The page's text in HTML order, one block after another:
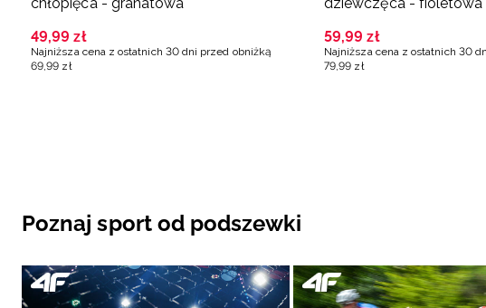
chłopięca - granatowa
49,99 zł
Najniższa cena z ostatnich 30 dni przed obniżką
69,99 zł
dziewczęca - fioletowa
59,99 zł
Najniższa cena z ostatnich 30
79,99 zł
Poznaj sport od podszewki